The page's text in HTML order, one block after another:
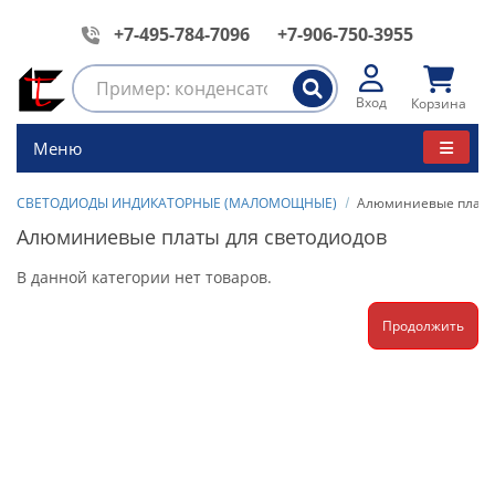
+7-495-784-7096 +7-906-750-3955
Вход Корзина
Меню
СВЕТОДИОДЫ ИНДИКАТОРНЫЕ (МАЛОМОЩНЫЕ) Алюминиевые
Алюминиевые платы для светодиодов
В данной категории нет товаров.
Продолжить